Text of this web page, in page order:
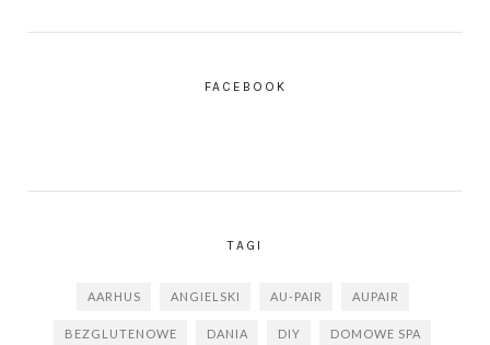
FACEBOOK
TAGI
AARHUS ANGIELSKI AU-PAIR AUPAIR
BEZGLUTENOWE DANIA DIY DOMOWE SPA